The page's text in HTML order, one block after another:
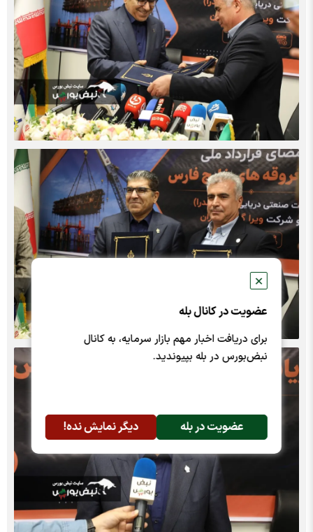
✕
عضویت در کانال بله
برای دریافت اخبار مهم بازار سرمایه، به کانال
نبض‌بورس در بله بپیوندید.
عضویت در بله دیگر نمایش نده!